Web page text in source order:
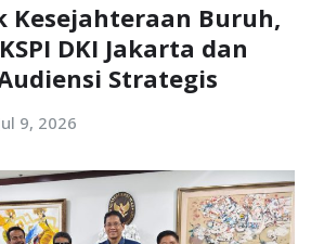
Kesejahteraan Buruh,
KSPI DKI Jakarta dan
Strategis
9, 2026